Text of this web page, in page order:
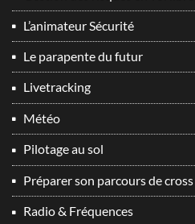
L’animateur Sécurité
Le parapente du futur
Livetracking
Météo
Pilotage au sol
Préparer son parcours de cross
Radio & Fréquences